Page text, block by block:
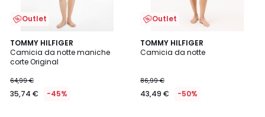
Outlet
TOMMY HILFIGER
Camicia da notte maniche
corte Original
€
Invece
64,99 €
35,74 € -45%
Outlet
TOMMY HILFIGER
Camicia da notte
86,99 €
43,49 € -50%